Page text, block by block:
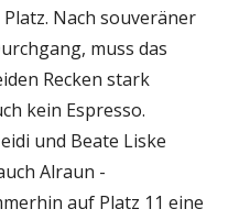
Nach souveräner
muss das
Recken stark
kein Espresso.
und Beate Liske
Alraun -
auf Platz 11 eine